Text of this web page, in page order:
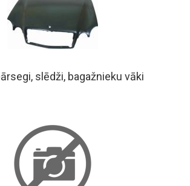
slēdži, bagažnieku vāki